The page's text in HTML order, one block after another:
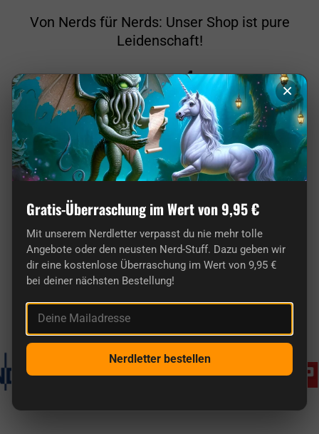
Von Nerds für Nerds: Unser Shop ist pure
Leidenschaft!
Hier findest du wirklich originelle Geschenke
für Nerds.
Bekannt aus
×
Gratis-Überraschung im Wert von 9,95 €
Mit unserem Nerdletter verpasst du nie mehr tolle
Angebote oder den neusten Nerd-Stuff. Dazu geben wir
dir eine kostenlose Überraschung im Wert von 9,95 €
bei deiner nächsten Bestellung!
Deine Mailadresse
Nerdletter bestellen